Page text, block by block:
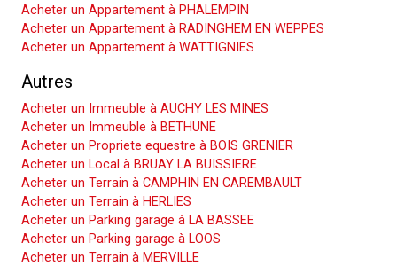
Acheter un Appartement à PHALEMPIN
Acheter un Appartement à RADINGHEM EN WEPPES
Acheter un Appartement à WATTIGNIES
Autres
Acheter un Immeuble à AUCHY LES MINES
Acheter un Immeuble à BETHUNE
Acheter un Propriete equestre à BOIS GRENIER
Acheter un Local à BRUAY LA BUISSIERE
Acheter un Terrain à CAMPHIN EN CAREMBAULT
Acheter un Terrain à HERLIES
Acheter un Parking garage à LA BASSEE
Acheter un Parking garage à LOOS
Acheter un Terrain à MERVILLE